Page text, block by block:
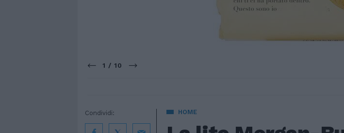
1 / 10
HOME
Condividi: